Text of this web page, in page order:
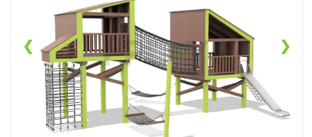
❮ ❯
Загрузить файл